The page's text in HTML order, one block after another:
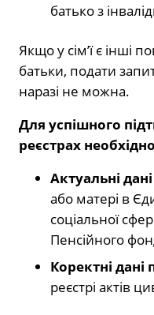
батько з
Якщо у сім’ї є інші
батьки, подати
наразі не можна.
Для успішного
реєстрах
Актуальні
або матері в
соціальної
Пенсійного
Коректні дані
реєстрі актів